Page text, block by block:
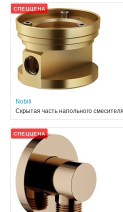
СПЕЦЦЕНА
Nobili
Скрытая часть напольного
СПЕЦЦЕНА